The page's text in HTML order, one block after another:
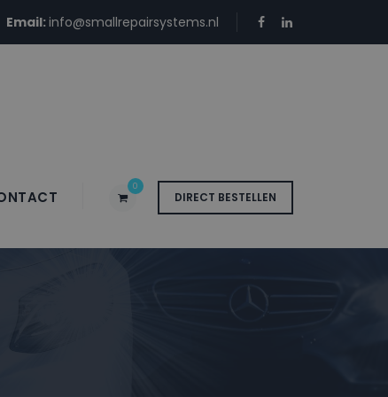
Email:info@smallrepairsystems.nl
DIRECT BESTELLEN
0
JIS